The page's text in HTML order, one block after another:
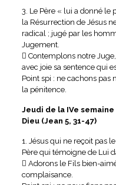
3. Le Père « lui a donné
la Résurrection de Jésus
radical ; jugé par les
Jugement.
 Contemplons notre
avec joie sa sentence qui
Point spi : ne cachons pas
la pénitence.
Jeudi de la IVe
Dieu (Jean 5, 31-47)
1. Jésus qui ne reçoit pas
Père qui témoigne de Lui
 Adorons le Fils bien-
complaisance.